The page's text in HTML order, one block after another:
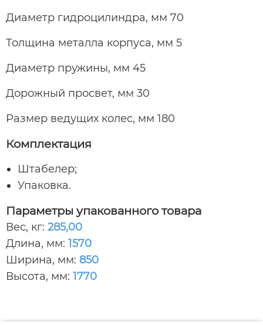
Диаметр гидроцилиндра, мм 70
Толщина металла корпуса, мм 5
Диаметр пружины, мм 45
Дорожный просвет, мм 30
Размер ведущих колес, мм 180
Комплектация
Штабелер;
Упаковка.
Параметры упакованного товара
Вес, кг: 285,00
Длина, мм: 1570
Ширина, мм: 850
Высота, мм: 1770